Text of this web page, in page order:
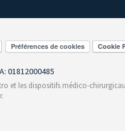
Préférences de cookies
01812000485
et les dispositifs médico-